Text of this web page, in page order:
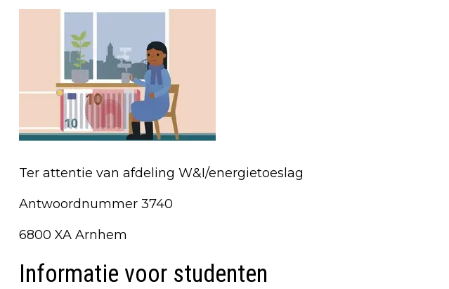
Ter attentie van afdeling W&I/energietoeslag
Antwoordnummer 3740
6800 XA Arnhem
Informatie voor studenten